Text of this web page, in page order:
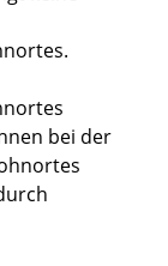
bei der